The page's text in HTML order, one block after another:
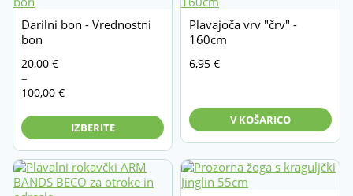
Darilni bon - Vrednostni
bon
20,00 €
–
100,00 €
Cenovni
razpon:
od
do
100,00 €
IZBERITE
Plavajoča vrv "črv" -
160cm
6,95 €
V KOŠARICO